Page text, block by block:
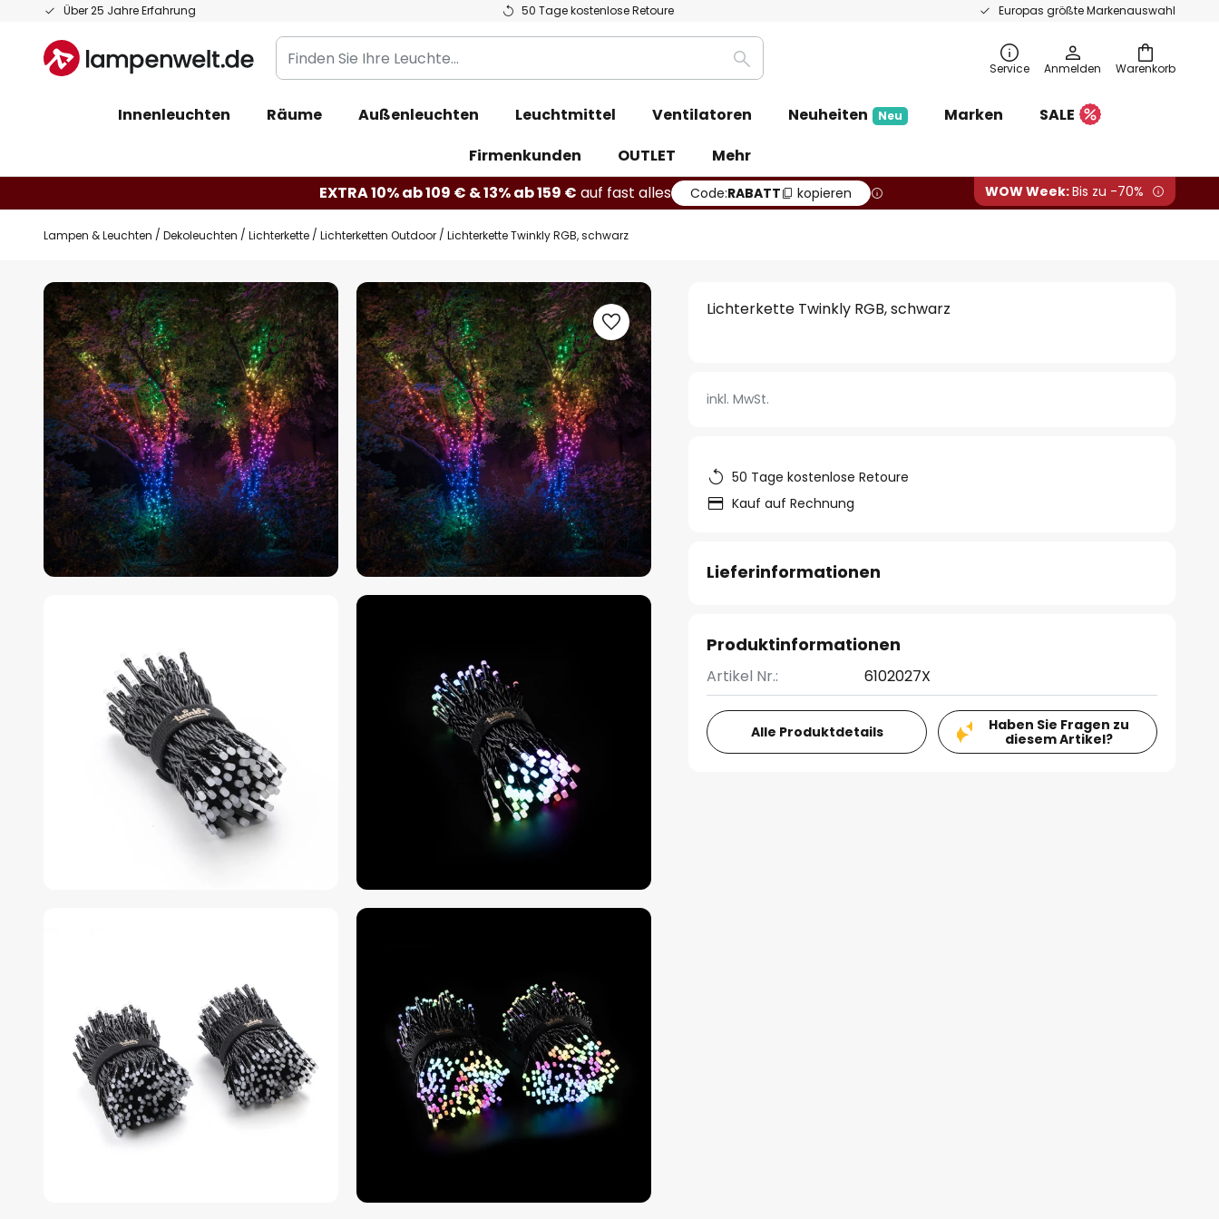
Über 25 Jahre Erfahrung 50 Tage kostenlose Retoure Europas größte Markenauswahl
Zum
springen
Warenkorb
Finden
Sie
Leuchte...
Suche Service Anmelden
Innenleuchten Räume Außenleuchten Leuchtmittel Ventilatoren Neuheiten Neu Marken
SALE
Firmenkunden
OUTLET
Mehr
EXTRA 10% ab 109 € & 13% ab 159 € auf fast alles Code:RABATT kopieren WOW Week:Bis zu -70%
Lampen & Leuchten Dekoleuchten Lichterkette Lichterketten Outdoor Lichterkette Twinkly RGB, schwarz
Zum
Ende
der
Bildgalerie
springen
Lichterkette Twinkly RGB, schwarz
inkl. MwSt.
50 Tage kostenlose Retoure
Kauf auf Rechnung
Lieferinformationen
Produktinformationen
Artikel Nr.: 6102027X
Alle Produktdetails
Haben Sie Fragen zu
diesem Artikel?